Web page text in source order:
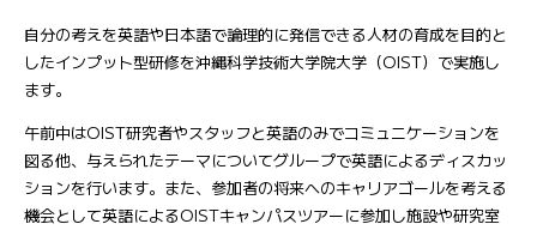
自分の考えを英語や日本語で論理的に発信できる人材の育成を目的と
したインプット型研修を沖縄科学技術大学院大学（OIST）で実施し
ます。
午前中はOIST研究者やスタッフと英語のみでコミュニケーションを
図る他、与えられたテーマについてグループで英語によるディスカッ
ションを行います。また、参加者の将来へのキャリアゴールを考える
機会として英語によるOISTキャンパスツアーに参加し施設や研究室